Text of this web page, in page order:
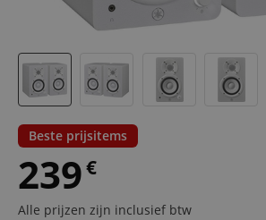
Beste prijsitems
239€
Alle prijzen zijn inclusief btw